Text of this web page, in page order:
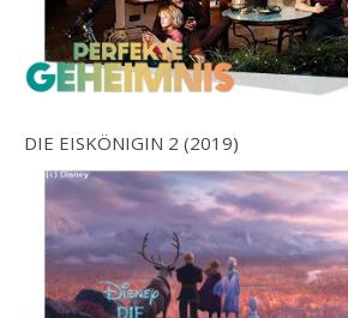
DIE EISKÖNIGIN 2 (2019)